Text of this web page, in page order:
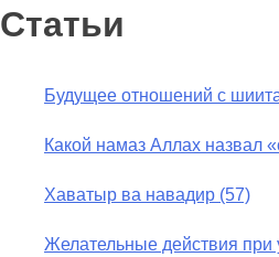
Статьи
Будущее отношений с
Какой намаз Аллах назвал
Хаватыр ва навадир (57)
Желательные действия